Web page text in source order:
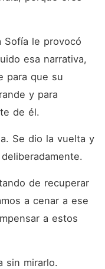
Sofía le provocó
esa narrativa,
para que su
y para
de él.
de recuperar
a cenar a ese
a estos
sin mirarlo.